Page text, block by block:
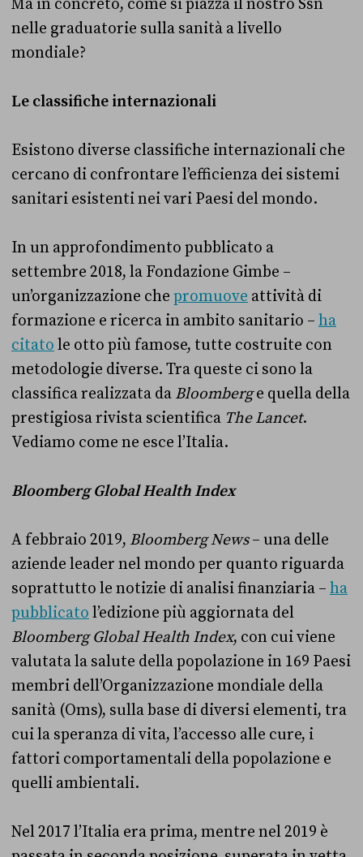
nelle graduatorie sulla sanità a livello
mondiale?
Le classifiche internazionali
Esistono diverse classifiche internazionali che
cercano di confrontare l’efficienza dei sistemi
sanitari esistenti nei vari Paesi del mondo.
In un approfondimento pubblicato a
settembre 2018, la Fondazione Gimbe –
un’organizzazione che promuove attività di
formazione e ricerca in ambito sanitario – ha
citato le otto più famose, tutte costruite con
metodologie diverse. Tra queste ci sono la
classifica realizzata da Bloomberge quella della
prestigiosa rivista scientifica The Lancet.
Vediamo come ne esce l’Italia.
Bloomberg Global Health Index
A febbraio 2019, Bloomberg News– una delle
aziende leader nel mondo per quanto riguarda
soprattutto le notizie di analisi finanziaria – ha
pubblicato l’edizione più aggiornata del
Bloomberg Global Health Index, con cui viene
valutata la salute della popolazione in 169 Paesi
membri dell’Organizzazione mondiale della
sanità (Oms), sulla base di diversi elementi, tra
cui la speranza di vita, l’accesso alle cure, i
fattori comportamentali della popolazione e
quelli ambientali.
Nel 2017 l’Italia era prima, mentre nel 2019 è